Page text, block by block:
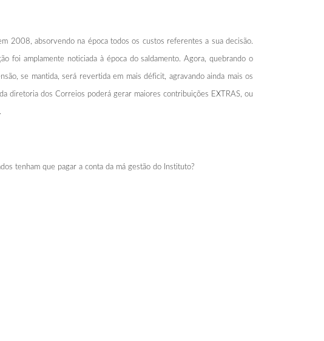
2008, absorvendo na época todos os custos referentes a sua decisão.
foi amplamente noticiada à época do saldamento. Agora, quebrando o
se mantida, será revertida em mais déficit, agravando ainda mais os
diretoria dos Correios poderá gerar maiores contribuições EXTRAS, ou
tenham que pagar a conta da má gestão do Instituto?